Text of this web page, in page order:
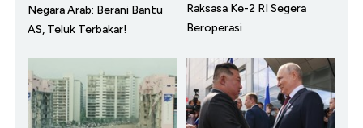
Negara Arab: Berani Bantu
AS, Teluk Terbakar!
Raksasa Ke-2 RI Segera
Beroperasi